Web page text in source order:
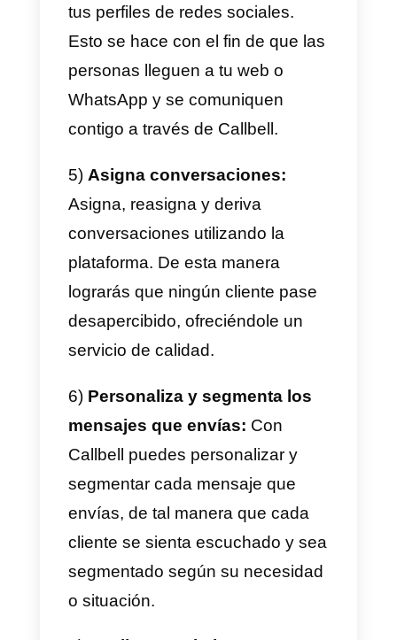
negocio y como queremos
comunicar a nuestros clientes.
este caso tomamos la
herramienta de Callbell
WhatsApp
Telegram
negocio de forma eficiente.
1) Entiende a tu cliente ideal y
sus preferencias:Es bien
que antes de planear hay que
investigar, lo ideal es que
entiendas bien a tu cliente ideal,
tengas claro que gustos y
preferencias posee para poder
aplicar las estrategias
omnicanales en base a lo que ya
conoces de tus clientes.